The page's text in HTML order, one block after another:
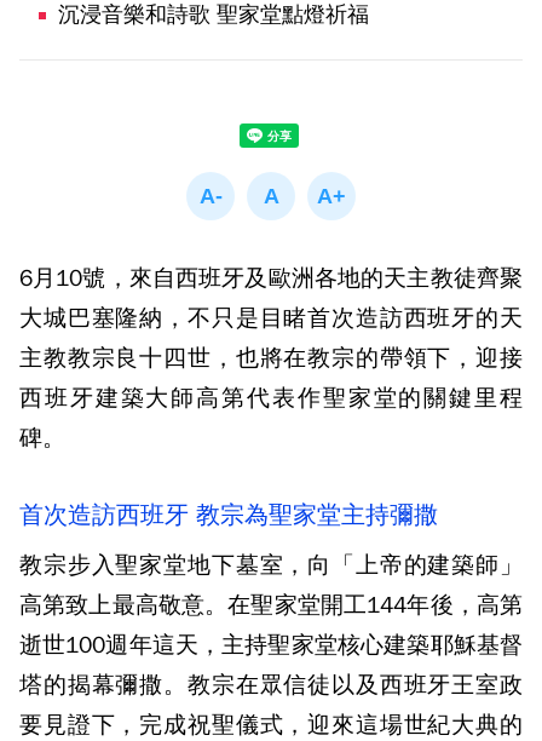
沉浸音樂和詩歌 聖家堂點燈祈福
6月10號，來自西班牙及歐洲各地的天主教徒齊聚
大城巴塞隆納，不只是目睹首次造訪西班牙的天
主教教宗良十四世，也將在教宗的帶領下，迎接
西班牙建築大師高第代表作聖家堂的關鍵里程
碑。
首次造訪西班牙 教宗為聖家堂主持彌撒
教宗步入聖家堂地下墓室，向「上帝的建築師」
高第致上最高敬意。在聖家堂開工144年後，高第
逝世100週年這天，主持聖家堂核心建築耶穌基督
塔的揭幕彌撒。教宗在眾信徒以及西班牙王室政
要見證下，完成祝聖儀式，迎來這場世紀大典的